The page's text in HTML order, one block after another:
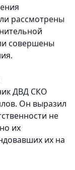
рассмотрены
совершены
ДВД СКО
Он выразил
не
их
их на